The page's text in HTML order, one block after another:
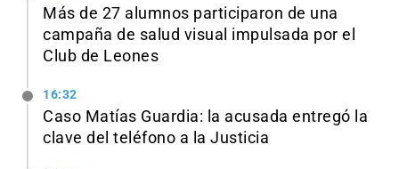
Más de 27 alumnos participaron de una
campaña de salud visual impulsada por el
Club de Leones
16:32
Caso Matías Guardia: la acusada entregó la
clave del teléfono a la Justicia